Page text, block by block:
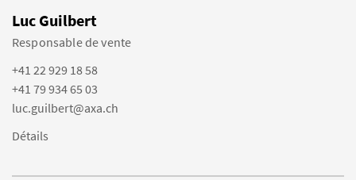
Luc Guilbert
Responsable de vente
+41 22 929 18 58
+41 79 934 65 03
luc.guilbert@axa.ch
Détails